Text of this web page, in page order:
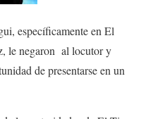
específicamente en El
le negaron al locutor y
de presentarse en un